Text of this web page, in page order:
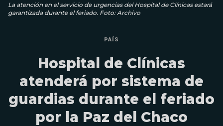
La atención en el servicio de urgencias del Hospital de Clínicas estará
garantizada durante el feriado. Foto: Archivo
PAÍS
Hospital de Clínicas
atenderá por sistema de
guardias durante el feriado
por la Paz del Chaco